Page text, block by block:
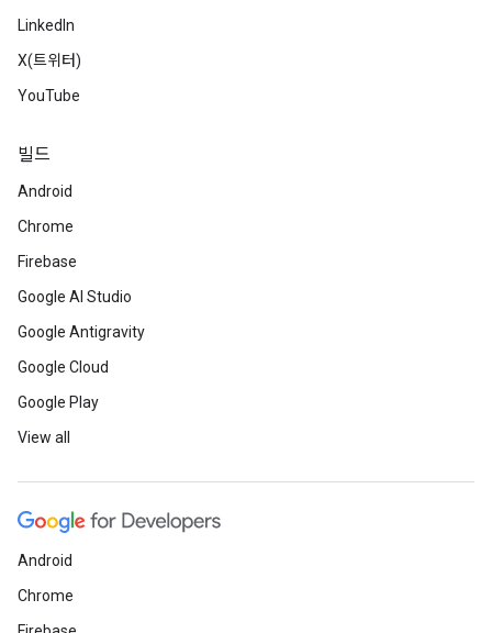
LinkedIn
X(트위터)
YouTube
빌드
Android
Chrome
Firebase
Google AI Studio
Google Antigravity
Google Cloud
Google Play
View all
Android
Chrome